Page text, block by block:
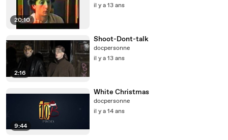
20:10
il y a 13 ans
2:16
Shoot-Dont-talk
docpersonne
il y a 13 ans
9:44
White Christmas
docpersonne
il y a 14 ans